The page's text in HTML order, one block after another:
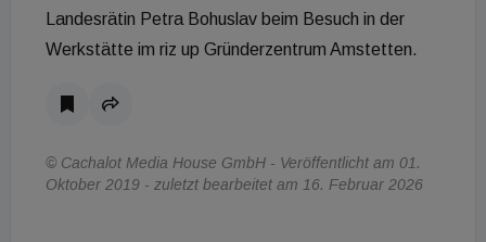
Landesrätin Petra Bohuslav beim Besuch in der
Werkstätte im riz up Gründerzentrum Amstetten.
© Cachalot Media House GmbH - Veröffentlicht am 01.
Oktober 2019 - zuletzt bearbeitet am 16. Februar 2026